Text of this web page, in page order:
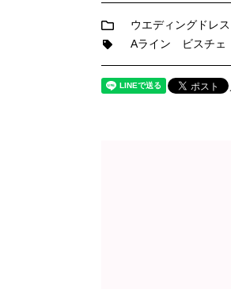
ウエディングドレス
Aライン
ビスチェ